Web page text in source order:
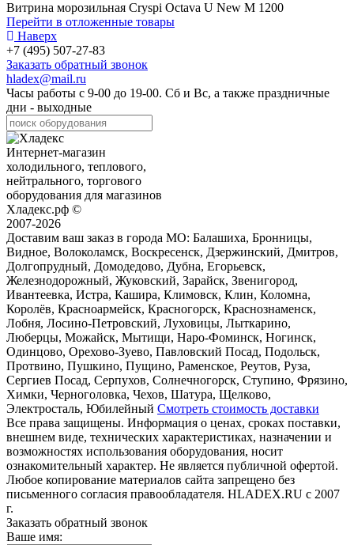
Витрина морозильная Cryspi Octava U New M 1200
Перейти в отложенные товары
Наверх
+7 (495) 507-27-83
Заказать обратный звонок
hladex@mail.ru
Часы работы с 9-00 до 19-00. Сб и Вс, а также праздничные
дни - выходные
Интернет-магазин
холодильного, теплового,
нейтрального, торгового
оборудования для магазинов
Хладекс.рф ©
2007-2026
Доставим ваш заказ в города МО: Балашиха, Бронницы,
Видное, Волоколамск, Воскресенск, Дзержинский, Дмитров,
Долгопрудный, Домодедово, Дубна, Егорьевск,
Железнодорожный, Жуковский, Зарайск, Звенигород,
Ивантеевка, Истра, Кашира, Климовск, Клин, Коломна,
Королёв, Красноармейск, Красногорск, Краснознаменск,
Лобня, Лосино-Петровский, Луховицы, Лыткарино,
Люберцы, Можайск, Мытищи, Наро-Фоминск, Ногинск,
Одинцово, Орехово-Зуево, Павловский Посад, Подольск,
Протвино, Пушкино, Пущино, Раменское, Реутов, Руза,
Сергиев Посад, Серпухов, Солнечногорск, Ступино, Фрязино,
Химки, Черноголовка, Чехов, Шатура, Щелково,
Электросталь, Юбилейный Смотреть стоимость доставки
Все права защищены. Информация о ценах, сроках поставки,
внешнем виде, технических характеристиках, назначении и
возможностях использования оборудования, носит
ознакомительный характер. Не является публичной офертой.
Любое копирование материалов сайта запрещено без
письменного согласия правообладателя. HLADEX.RU c 2007
г.
Заказать обратный звонок
Ваше имя: